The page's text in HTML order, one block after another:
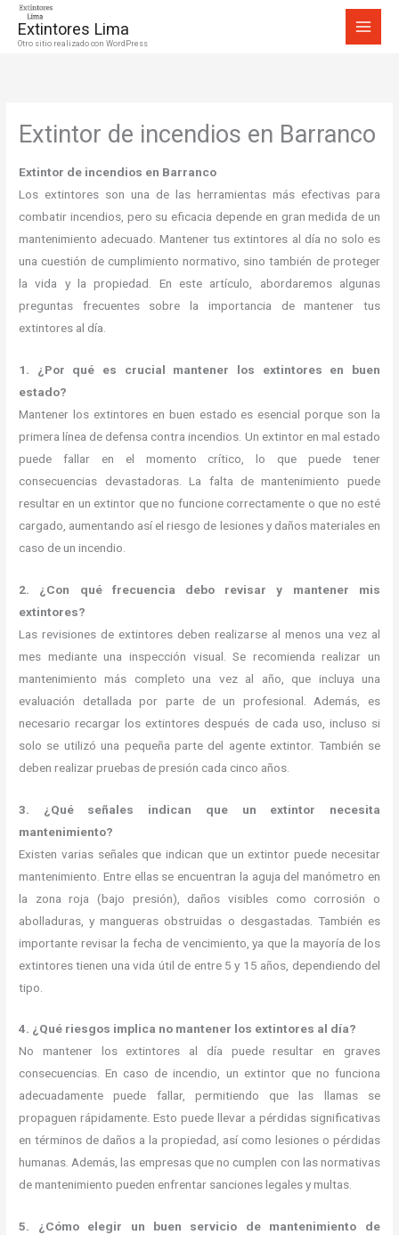
Extintores Lima
Otro sitio realizado con WordPress
Extintor de incendios en Barranco
Extintor de incendios en Barranco
Los extintores son una de las herramientas más efectivas para
combatir incendios, pero su eficacia depende en gran medida de un
mantenimiento adecuado. Mantener tus extintores al día no solo es
una cuestión de cumplimiento normativo, sino también de proteger
la vida y la propiedad. En este artículo, abordaremos algunas
preguntas frecuentes sobre la importancia de mantener tus
extintores al día.
1. ¿Por qué es crucial mantener los extintores en buen
estado?
Mantener los extintores en buen estado es esencial porque son la
primera línea de defensa contra incendios. Un extintor en mal estado
puede fallar en el momento crítico, lo que puede tener
consecuencias devastadoras. La falta de mantenimiento puede
resultar en un extintor que no funcione correctamente o que no esté
cargado, aumentando así el riesgo de lesiones y daños materiales en
caso de un incendio.
2. ¿Con qué frecuencia debo revisar y mantener mis
extintores?
Las revisiones de extintores deben realizarse al menos una vez al
mes mediante una inspección visual. Se recomienda realizar un
mantenimiento más completo una vez al año, que incluya una
evaluación detallada por parte de un profesional. Además, es
necesario recargar los extintores después de cada uso, incluso si
solo se utilizó una pequeña parte del agente extintor. También se
deben realizar pruebas de presión cada cinco años.
3. ¿Qué señales indican que un extintor necesita
mantenimiento?
Existen varias señales que indican que un extintor puede necesitar
mantenimiento. Entre ellas se encuentran la aguja del manómetro en
la zona roja (bajo presión), daños visibles como corrosión o
abolladuras, y mangueras obstruidas o desgastadas. También es
importante revisar la fecha de vencimiento, ya que la mayoría de los
extintores tienen una vida útil de entre 5 y 15 años, dependiendo del
tipo.
4. ¿Qué riesgos implica no mantener los extintores al día?
No mantener los extintores al día puede resultar en graves
consecuencias. En caso de incendio, un extintor que no funciona
adecuadamente puede fallar, permitiendo que las llamas se
propaguen rápidamente. Esto puede llevar a pérdidas significativas
en términos de daños a la propiedad, así como lesiones o pérdidas
humanas. Además, las empresas que no cumplen con las normativas
de mantenimiento pueden enfrentar sanciones legales y multas.
5. ¿Cómo elegir un buen servicio de mantenimiento de